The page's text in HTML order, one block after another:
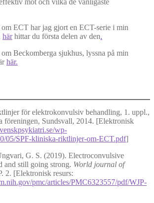
ECT har jag gjort en ECT-serie i min
härhittar du första delen av den.
Beckomberga sjukhus, lyssna på min
här.
för elektrokonvulsiv behandling, 1. uppl.,
föreningen, Sundsvall, 2014. [Elektronisk
wp-
05/SPF-kliniska-riktlinjer-om-ECT.pdf]
G. S. (2019). Electroconvulsive
and still going strong. World journal of
2. [Elektronisk resurs:
pmc/articles/PMC6323557/pdf/WJP-